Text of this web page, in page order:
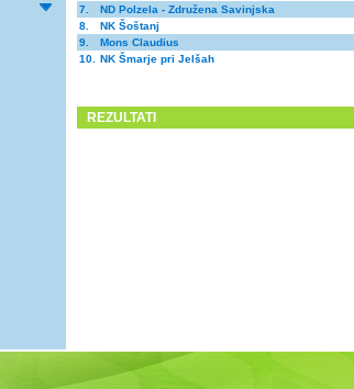
7.
ND Polzela - Združena Savinjska
8.
NK Šoštanj
9.
Mons Claudius
10.
NK Šmarje pri Jelšah
REZULTATI